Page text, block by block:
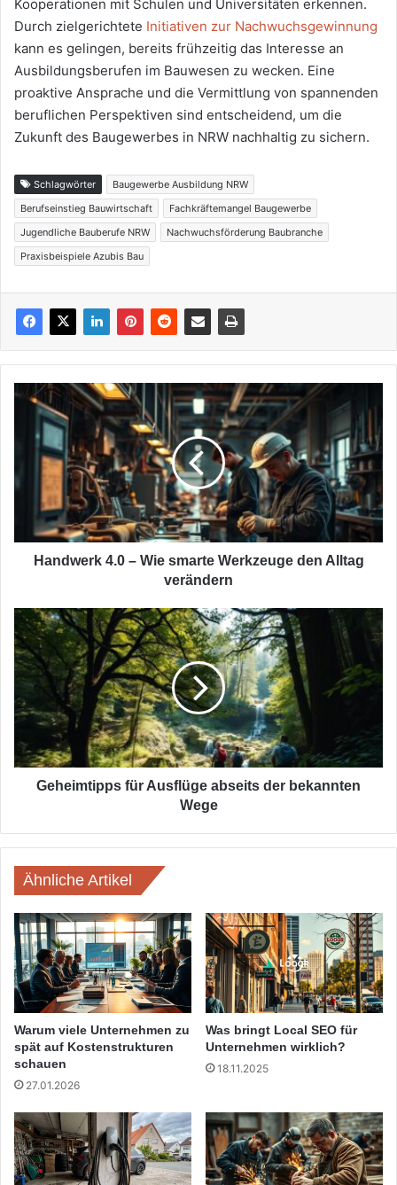
Kooperationen mit Schulen und Universitäten erkennen.
Durch zielgerichtete Initiativen zur Nachwuchsgewinnung
kann es gelingen, bereits frühzeitig das Interesse an
Ausbildungsberufen im Bauwesen zu wecken. Eine
proaktive Ansprache und die Vermittlung von spannenden
beruflichen Perspektiven sind entscheidend, um die
Zukunft des Baugewerbes in NRW nachhaltig zu sichern.
Schlagwörter
Baugewerbe Ausbildung NRW
Berufseinstieg Bauwirtschaft
Fachkräftemangel Baugewerbe
Jugendliche Bauberufe NRW
Nachwuchsförderung Baubranche
Praxisbeispiele Azubis Bau
Handwerk
4.0
smarte
Werkzeuge
Alltag
verändern
Handwerk 4.0 – Wie smarte Werkzeuge den Alltag
verändern
Geheimtipps
für
Ausflüge
abseits
der
bekannten
Wege
Geheimtipps für Ausflüge abseits der bekannten
Wege
Ähnliche Artikel
Warum viele Unternehmen zu
spät auf Kostenstrukturen
schauen
27.01.2026
Was bringt Local SEO für
Unternehmen wirklich?
18.11.2025